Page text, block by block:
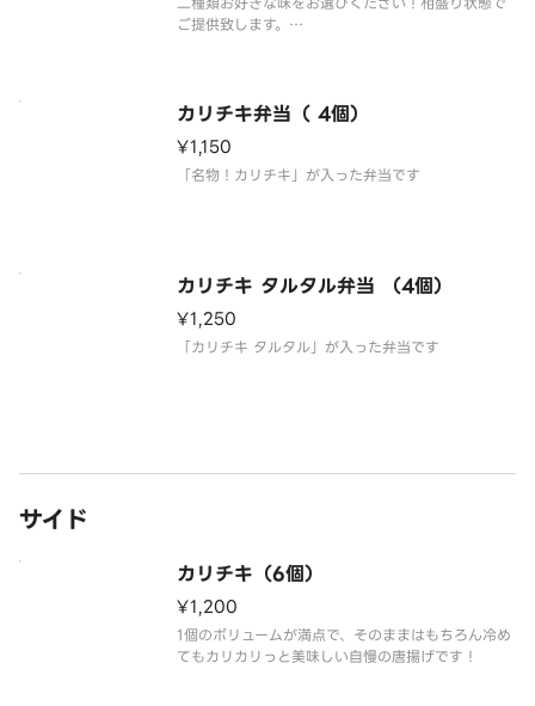
ご提供致します。
カリチキ弁当（ 4個）
¥1,150
「名物！カリチキ」が入った弁当です
カリチキ タルタル弁当 （4個）
¥1,250
「カリチキ タルタル」が入った弁当です
サイド
カリチキ（6個）
¥1,200
1個のボリュームが満点で、そのままはもちろん冷め
てもカリカリっと美味しい自慢の唐揚げです！